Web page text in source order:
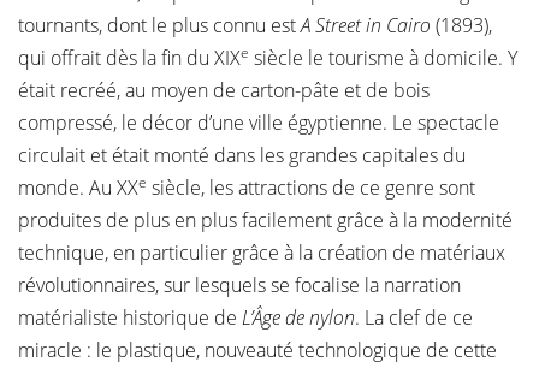
tournants, dont le plus connu estA Street in Cairo (1893),
qui offrait dès la fin du XIXe siècle le tourisme à domicile. Y
était recréé, au moyen de carton-pâte et de bois
compressé, le décor d’une ville égyptienne. Le spectacle
circulait et était monté dans les grandes capitales du
monde. Au XXe siècle, les attractions de ce genre sont
produites de plus en plus facilement grâce à la modernité
technique, en particulier grâce à la création de matériaux
révolutionnaires, sur lesquels se focalise la narration
matérialiste historique de L’Âge de nylon. La clef de ce
miracle : le plastique, nouveauté technologique de cette